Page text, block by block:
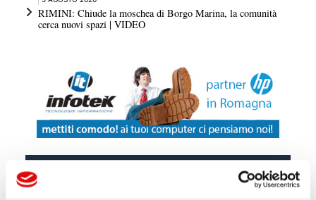
RIMINI: Chiude la moschea di Borgo Marina, la comunità
cerca nuovi spazi | VIDEO